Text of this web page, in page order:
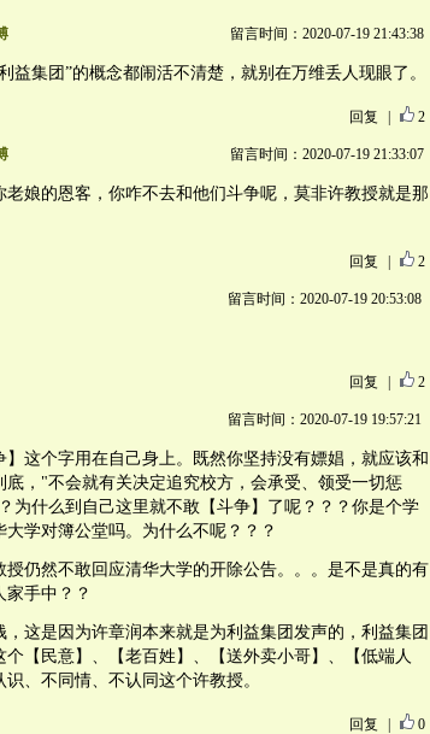
留言时间：2020-07-19 21:43:38
益集团”的概念都闹活不清楚，就别在万维丢人现眼了。
回复 2
留言时间：2020-07-19 21:33:07
老娘的恩客，你咋不去和他们斗争呢，莫非许教授就是那
回复 2
留言时间：2020-07-19 20:53:08
回复 2
留言时间：2020-07-19 19:57:21
】这个字用在自己身上。既然你坚持没有嫖娼，就应该和
底，"不会就有关决定追究校方，会承受、领受一切惩
为什么到自己这里就不敢【斗争】了呢？？？你是个学
学对簿公堂吗。为什么不呢？？？
授仍然不敢回应清华大学的开除公告。。。是不是真的有
家手中？？
，这是因为许章润本来就是为利益集团发声的，利益集团
个【民意】、【老百姓】、【送外卖小哥】、【低端人
、不同情、不认同这个许教授。
回复 0